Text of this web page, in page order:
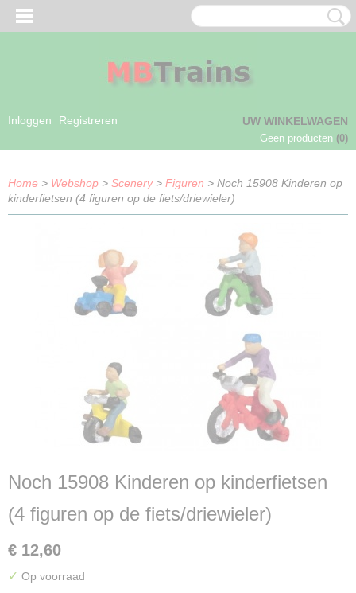
Inloggen Registreren UW WINKELWAGEN
Geen producten (0)
Home > Webshop > Scenery> Figuren > Noch 15908 Kinderen op
kinderfietsen (4 figuren op de fiets/driewieler)
Noch 15908 Kinderen op kinderfietsen
(4 figuren op de fiets/driewieler)
€ 12,60
✓ Op voorraad